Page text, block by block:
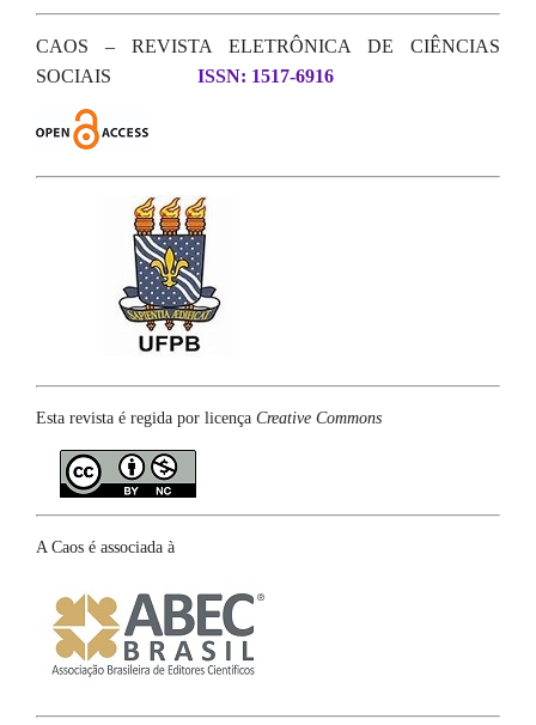
CAOS – REVISTA ELETRÔNICA DE CIÊNCIAS
SOCIAIS
ISSN: 1517-6916
Esta revista é regida por licença Creative Commons
A Caos é associada à